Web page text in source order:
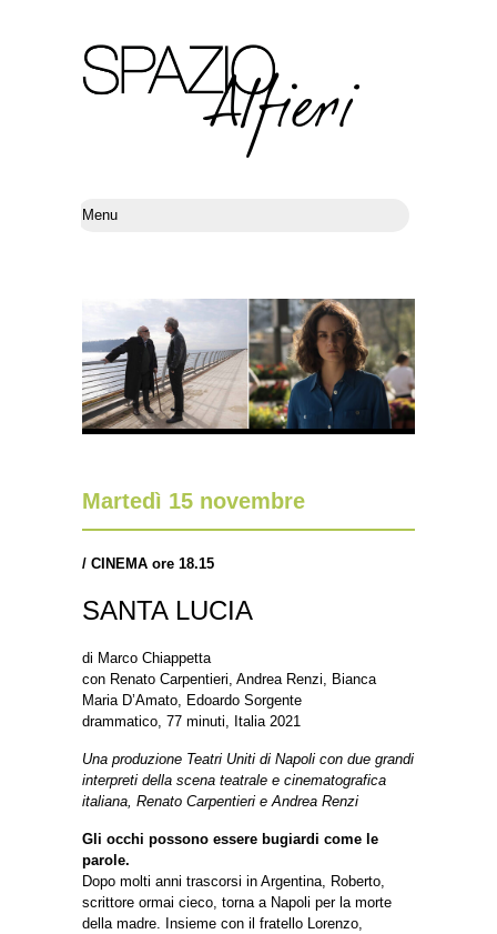
Martedì 15 novembre
/ CINEMA ore 18.15
SANTA LUCIA
di Marco Chiappetta
con Renato Carpentieri, Andrea Renzi, Bianca
Maria D’Amato, Edoardo Sorgente
drammatico, 77 minuti, Italia 2021
Una produzione Teatri Uniti di Napoli con due grandi
interpreti della scena teatrale e cinematografica
italiana, Renato Carpentieri e Andrea Renzi
Gli occhi possono essere bugiardi come le
parole.
Dopo molti anni trascorsi in Argentina, Roberto,
scrittore ormai cieco, torna a Napoli per la morte
della madre. Insieme con il fratello Lorenzo,